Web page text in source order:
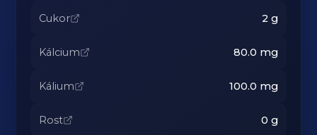
Cukor 2 g
Kálcium 80.0 mg
Kálium 100.0 mg
Rost 0 g